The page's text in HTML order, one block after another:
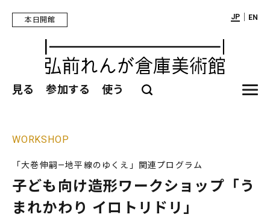
本日開館 JP｜ EN
見る 参加する 使う
WORKSHOP
「大巻伸嗣—地平線のゆくえ」関連プログラム
子ども向け造形ワークショップ「う
まれかわり イロトリドリ」